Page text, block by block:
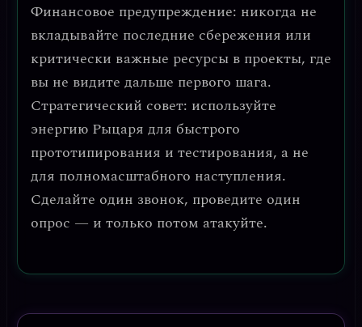
Финансовое предупреждение: никогда не
вкладывайте последние сбережения или
критически важные ресурсы в проекты, где
вы не видите дальше первого шага.
Стратегический совет: используйте
энергию Рыцаря для быстрого
прототипирования и тестирования, а не
для полномасштабного наступления.
Сделайте один звонок, проведите один
опрос — и только потом атакуйте.